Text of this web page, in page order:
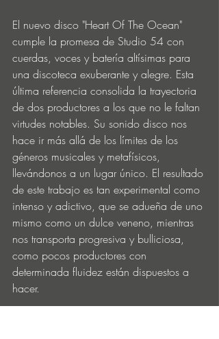
El nuevo disco "Heart Of The Ocean"
cumple la promesa de Studio 54 con
cuerdas, voces y batería altísimas para
una discoteca exuberante y alegre. Esta
última referencia consolida la trayectoria
de dos productores a los que no le faltan
virtudes notables. Su sonido disco nos
hace ir más allá de los límites de los
géneros musicales y metafísicos,
llevándonos a un lugar único. El resultado
de este trabajo es tan experimental como
intenso y adictivo, que se adueña de uno
mismo como un dulce veneno, mientras
nos transporta progresiva y bulliciosa,
como pocos productores con
determinada fluidez están dispuestos a
hacer.